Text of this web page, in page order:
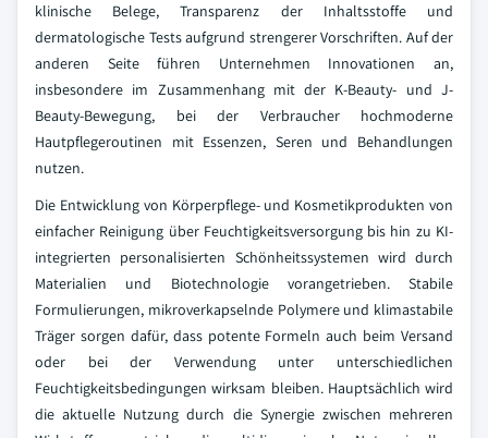
klinische Belege, Transparenz der Inhaltsstoffe und
dermatologische Tests aufgrund strengerer Vorschriften. Auf der
anderen Seite führen Unternehmen Innovationen an,
insbesondere im Zusammenhang mit der K-Beauty- und J-
Beauty-Bewegung, bei der Verbraucher hochmoderne
Hautpflegeroutinen mit Essenzen, Seren und Behandlungen
nutzen.
Die Entwicklung von Körperpflege- und Kosmetikprodukten von
einfacher Reinigung über Feuchtigkeitsversorgung bis hin zu KI-
integrierten personalisierten Schönheitssystemen wird durch
Materialien und Biotechnologie vorangetrieben. Stabile
Formulierungen, mikroverkapselnde Polymere und klimastabile
Träger sorgen dafür, dass potente Formeln auch beim Versand
oder bei der Verwendung unter unterschiedlichen
Feuchtigkeitsbedingungen wirksam bleiben. Hauptsächlich wird
die aktuelle Nutzung durch die Synergie zwischen mehreren